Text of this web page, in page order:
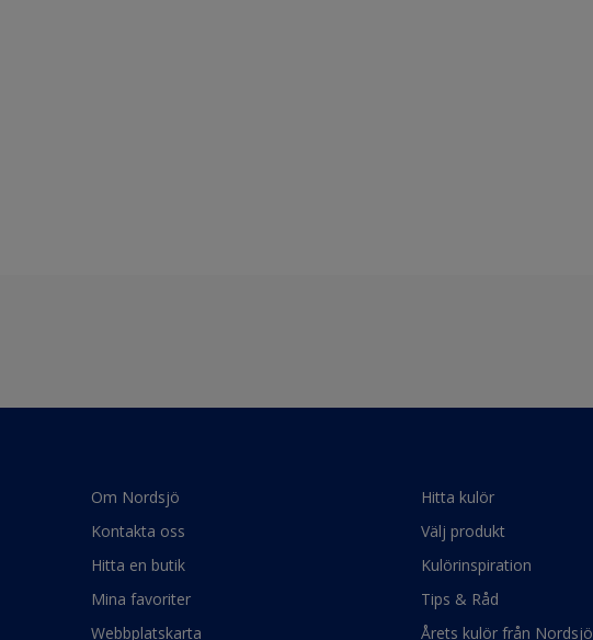
Om Nordsjö
Kontakta oss
Hitta en butik
Mina favoriter
Webbplatskarta
Hitta kulör
Välj produkt
Kulörinspiration
Tips & Råd
Årets kulör från Nordsjö